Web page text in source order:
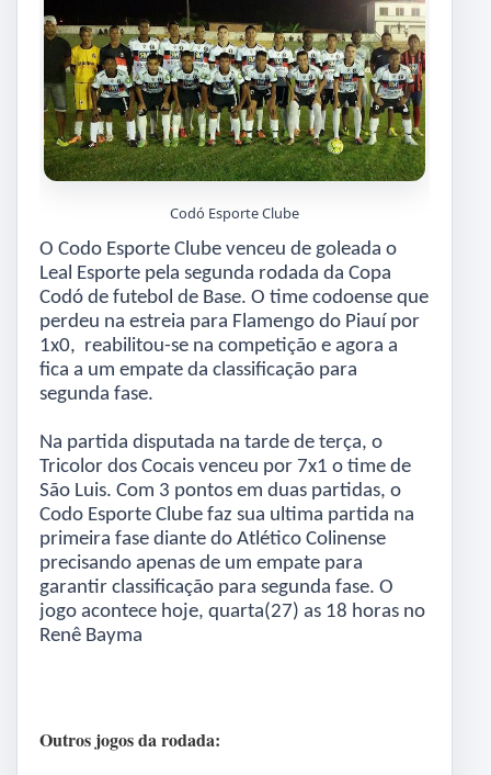
Codó Esporte Clube
O Codo Esporte Clube venceu de goleada o
Leal Esporte pela segunda rodada da Copa
Codó de futebol de Base. O time codoense que
perdeu na estreia para Flamengo do Piauí por
1x0, reabilitou-se na competição e agora a
fica a um empate da classificação para
segunda fase.
Na partida disputada na tarde de terça, o
Tricolor dos Cocais venceu por 7x1 o time de
São Luis. Com 3 pontos em duas partidas, o
Codo Esporte Clube faz sua ultima partida na
primeira fase diante do Atlético Colinense
precisando apenas de um empate para
garantir classificação para segunda fase. O
jogo acontece hoje, quarta(27) as 18 horas no
Renê Bayma
Outros jogos da rodada: